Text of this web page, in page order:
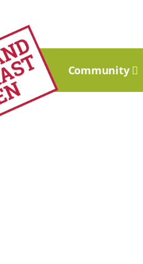
Community